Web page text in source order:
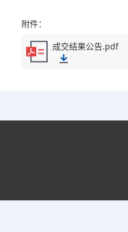
附件：
成交结果公告.pdf